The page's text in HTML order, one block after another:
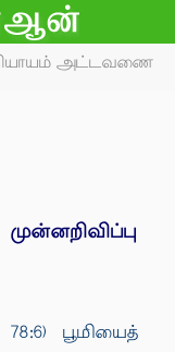
அட்டவணை
பூமியைத்